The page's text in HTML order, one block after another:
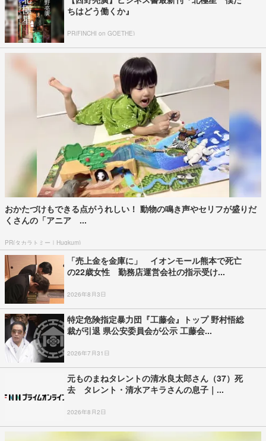
ちはどう働くか』
PR(FINCHI on GOETHE)
おかたづけもできる点がうれしい！ 動物の鳴き声やセリフが盛りだ
くさんの「アニア ...
PR(タカラトミー｜Hugkum)
「売上金を金庫に」 イオンモール熊本で死亡
の22歳女性 勤務店運営会社の指示受け...
2026年8月3日
特定危険指定暴力団『工藤会』トップ 野村悟総
裁が引退 県公安委員会が公示 工藤会...
2026年7月31日
元ものまねタレントの清水良太郎さん（37）死
去 タレント・清水アキラさんの息子｜...
2026年8月2日